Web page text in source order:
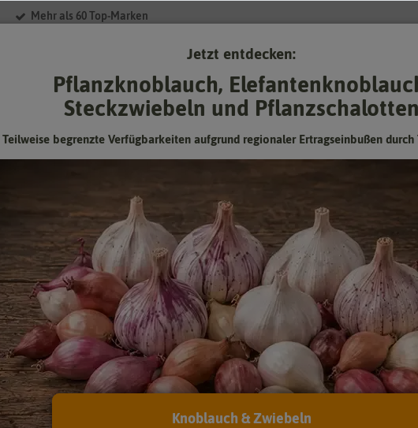
Mehr als 60 Top-Marken
Kräutersortiment Deutschland
(Saatband)
Mischung aus Petersilie Mooskrause, Dill, Bohnenkraut; mit
praktischem Stecketikett
Hersteller:
Quedlinburger Saatgut
Artikelnummer:
292950-qb
EAN:
4050422229509
Jetzt entdecken:
Pflanzknoblauch,
Steckzwiebeln und Pflanzschalotten
Teilweise begrenzte Verfügbarkeiten aufgrund regionaler Ertragseinbußen durch
Knoblauch & Zwiebeln